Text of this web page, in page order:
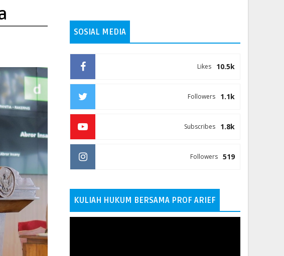
SOSIAL MEDIA
10.5k
Likes
1.1k
Followers
1.8k
Subscribes
519
Followers
KULIAH HUKUM BERSAMA PROF ARIEF